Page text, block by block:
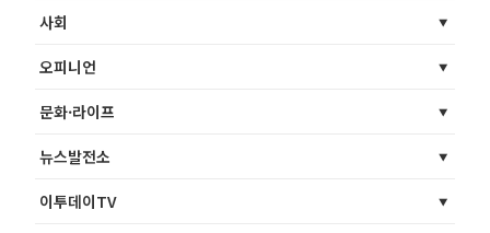
사회
오피니언
문화·라이프
뉴스발전소
이투데이TV